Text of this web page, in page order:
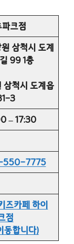
크점
삼척시 도계
99 1층
삼척시 도계읍
3
– 17:30
7775
즈카페 하이
점
동합니다)